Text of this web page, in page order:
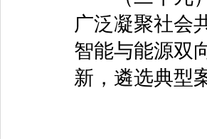
广泛凝聚社会
智能与能源双
新，遴选典型